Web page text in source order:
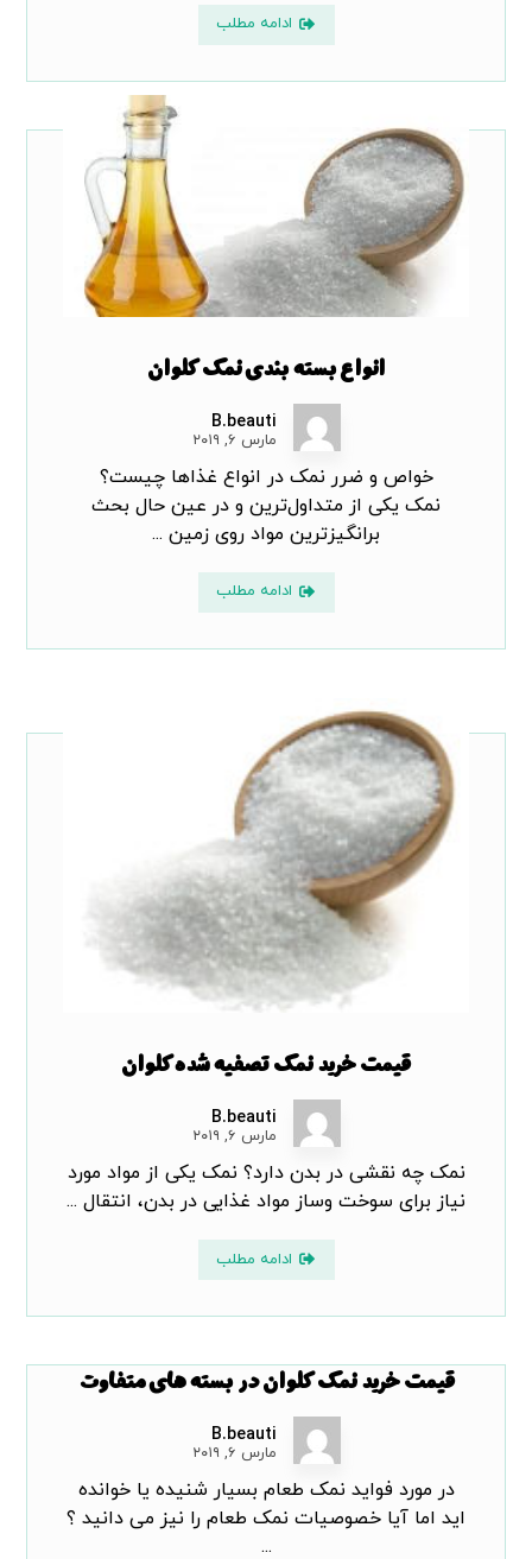
ادامه مطلب
انواع بسته بندی نمک کلوان
B.beauti
مارس ۶, ۲۰۱۹
خواص و ضرر نمک در انواع غذاها چیست؟
نمک یکی از متداول‌ترین و در عین حال بحث
برانگیزترین مواد روی زمین ...
ادامه مطلب
قیمت خرید نمک تصفیه شده کلوان
B.beauti
مارس ۶, ۲۰۱۹
نمک چه نقشی در بدن دارد؟ نمک یکی از مواد مورد
نیاز برای سوخت وساز مواد غذایی در بدن، انتقال ...
ادامه مطلب
قیمت خرید نمک کلوان در بسته های متفاوت
B.beauti
مارس ۶, ۲۰۱۹
در مورد فواید نمک طعام بسیار شنیده یا خوانده
اید اما آیا خصوصیات نمک طعام را نیز می دانید ؟
...